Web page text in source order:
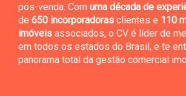
pós-venda. Com uma década de
de 650 incorporadoras clientes e 110
imóveis associados, o CV é líder de
em todos os estados do Brasil, e te
panorama total da gestão comercial